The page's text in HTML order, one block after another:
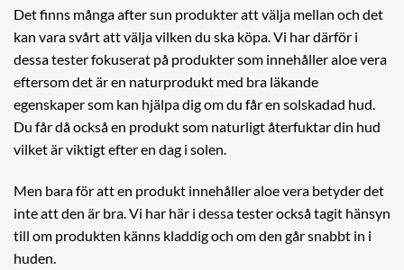
Det finns många after sun produkter att välja mellan och det
kan vara svårt att välja vilken du ska köpa. Vi har därför i
dessa tester fokuserat på produkter som innehåller aloe vera
eftersom det är en naturprodukt med bra läkande
egenskaper som kan hjälpa dig om du får en solskadad hud.
Du får då också en produkt som naturligt återfuktar din hud
vilket är viktigt efter en dag i solen.
Men bara för att en produkt innehåller aloe vera betyder det
inte att den är bra. Vi har här i dessa tester också tagit hänsyn
till om produkten känns kladdig och om den går snabbt in i
huden.